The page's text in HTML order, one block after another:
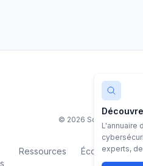
© 2026 Scope Cyber.
Ressources Écosystème
L'annuaire
experts,